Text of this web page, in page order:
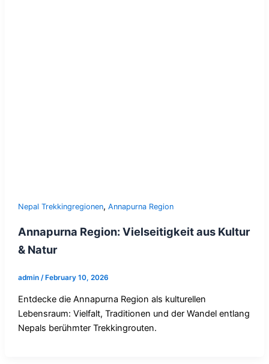
Nepal Trekkingregionen, Annapurna Region
Annapurna Region: Vielseitigkeit aus Kultur
& Natur
admin / February 10, 2026
Entdecke die Annapurna Region als kulturellen
Lebensraum: Vielfalt, Traditionen und der Wandel entlang
Nepals berühmter Trekkingrouten.